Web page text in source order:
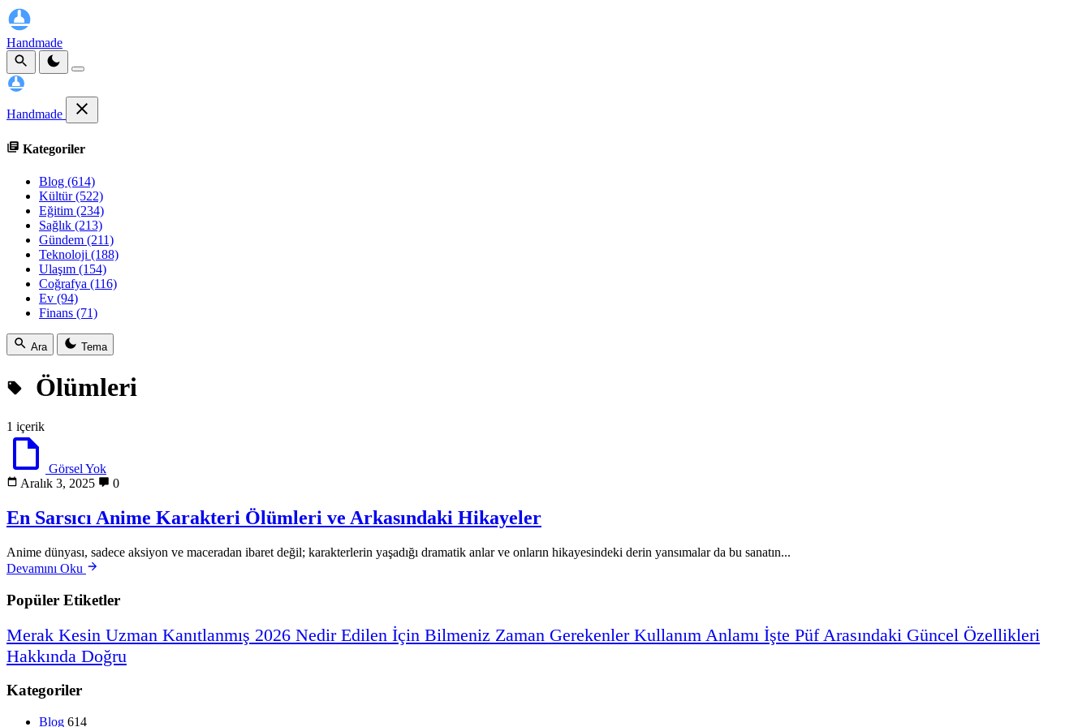
Handmade
Handmade
Kategoriler
Blog (614)
Kültür(522)
Eğitim (234)
Sağlık (213)
Gündem (211)
Teknoloji (188)
Ulaşım (154)
Coğrafya (116)
Ev (94)
Finans (71)
Ara Tema
Ölümleri
1 içerik
Görsel Yok
Aralık 3, 2025
0
En Sarsıcı Anime Karakteri Ölümleri ve Arkasındaki Hikayeler
Anime dünyası, sadece aksiyon ve maceradan ibaret değil; karakterlerin yaşadığı dramatik anlar ve onların hikayesindeki derin yansımalar da bu sanatın...
Devamını Oku
Popüler Etiketler
Merak Kesin Uzman Kanıtlanmış 2026 Nedir Edilen İçin Bilmeniz Zaman Gerekenler Kullanım Anlamı İşte Püf Arasındaki Güncel Özellikleri
Hakkında Doğru
Kategoriler
Blog 614